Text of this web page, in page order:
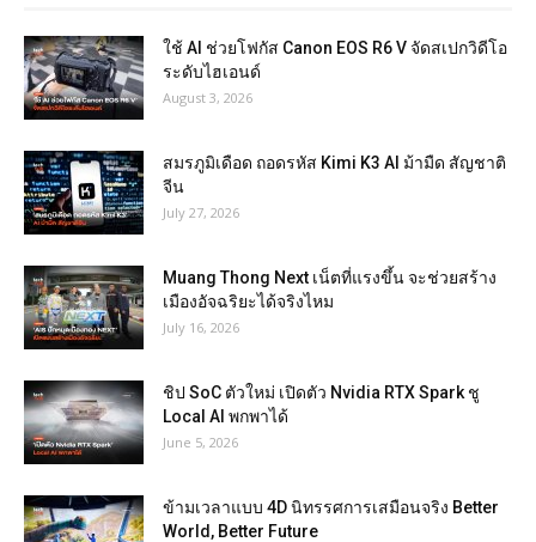
ใช้ AI ช่วยโฟกัส Canon EOS R6 V จัดสเปกวิดีโอ
ระดับไฮเอนด์
August 3, 2026
สมรภูมิเดือด ถอดรหัส Kimi K3 AI ม้ามืด สัญชาติ
จีน
July 27, 2026
Muang Thong Next เน็ตที่แรงขึ้น จะช่วยสร้าง
เมืองอัจฉริยะได้จริงไหม
July 16, 2026
ชิป SoC ตัวใหม่ เปิดตัว Nvidia RTX Spark ชู
Local AI พกพาได้
June 5, 2026
ข้ามเวลาแบบ 4D นิทรรศการเสมือนจริง Better
World, Better Future